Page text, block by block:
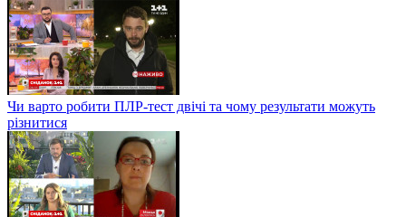
Чи варто робити ПЛР-тест двічі та чому результати можуть
різнитися